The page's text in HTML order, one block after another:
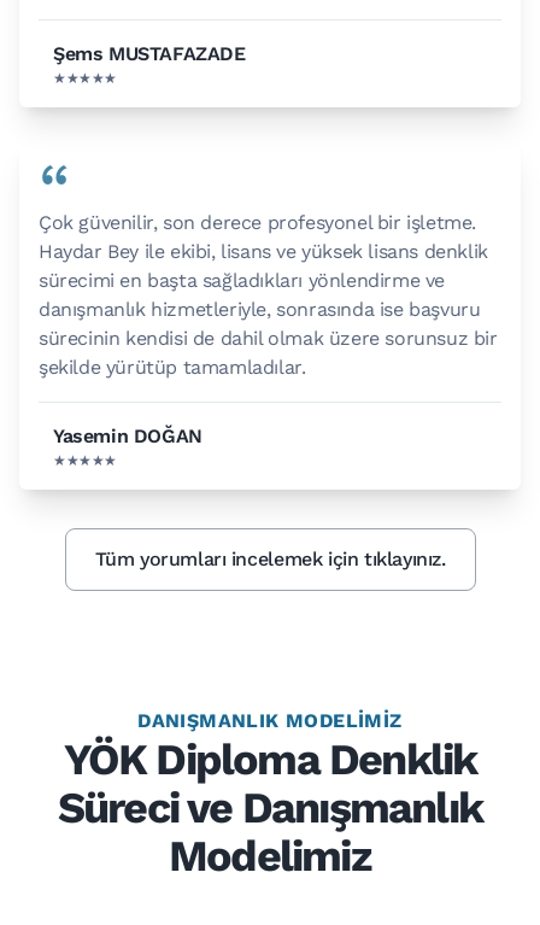
Şems MUSTAFAZADE
★★★★★
“
Çok güvenilir, son derece profesyonel bir işletme.
Haydar Bey ile ekibi, lisans ve yüksek lisans denklik
sürecimi en başta sağladıkları yönlendirme ve
danışmanlık hizmetleriyle, sonrasında ise başvuru
sürecinin kendisi de dahil olmak üzere sorunsuz bir
şekilde yürütüp tamamladılar.
Yasemin DOĞAN
★★★★★
Tüm yorumları incelemek için tıklayınız.
DANIŞMANLIK MODELIMIZ
YÖK Diploma Denklik
Süreci ve Danışmanlık
Modelimiz